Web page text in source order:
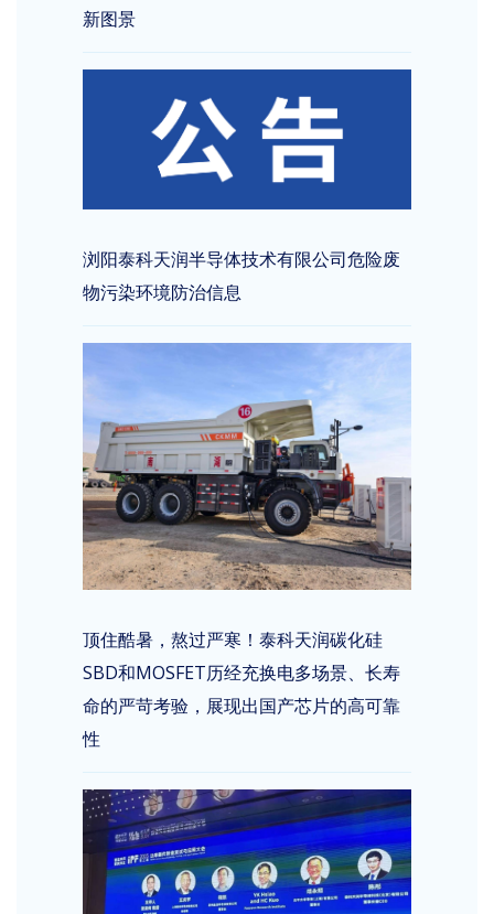
新图景
浏阳泰科天润半导体技术有限公司危险废
物污染环境防治信息
顶住酷暑，熬过严寒！泰科天润碳化硅
SBD和MOSFET历经充换电多场景、长寿
命的严苛考验，展现出国产芯片的高可靠
性